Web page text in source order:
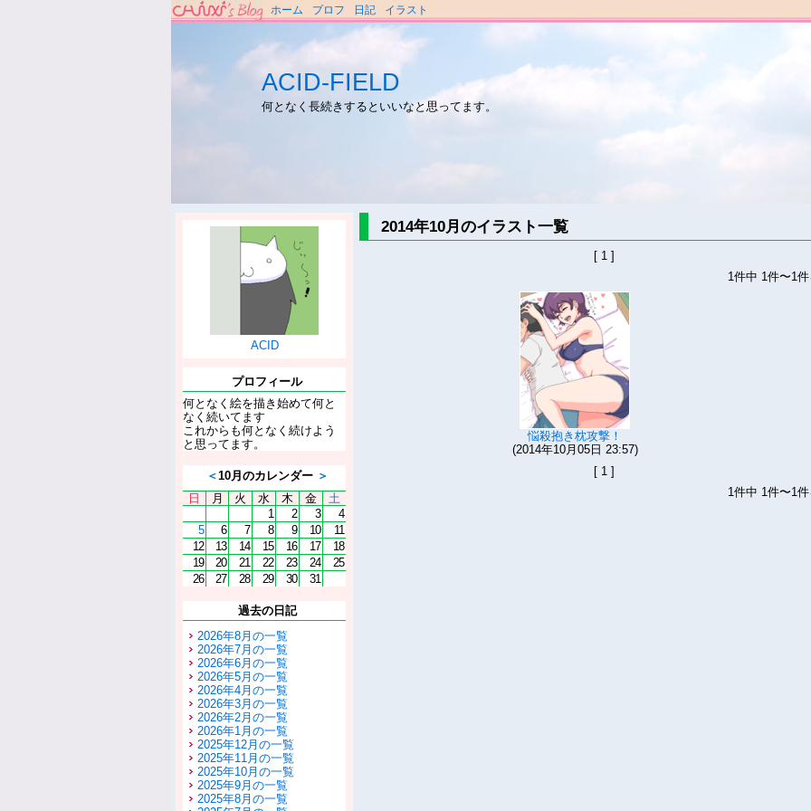
ホーム プロフ 日記 イラスト
ACID-FIELD
何となく長続きするといいなと思ってます。
ACID
プロフィール
何となく絵を描き始めて何と
なく続いてます
これからも何となく続けよう
と思ってます。
＜10月のカレンダー ＞
日
月 火 水 木 金
土
1
2 3
4
5
6 7 8 9 10
11
12
13 14 15 16 17
18
19
20 21 22 23 24
25
26
27 28 29 30 31
過去の日記
2026年8月の一覧
2026年7月の一覧
2026年6月の一覧
2026年5月の一覧
2026年4月の一覧
2026年3月の一覧
2026年2月の一覧
2026年1月の一覧
2025年12月の一覧
2025年11月の一覧
2025年10月の一覧
2025年9月の一覧
2025年8月の一覧
2014年10月のイラスト一覧
[ 1 ]
1件中 1件〜1
悩殺抱き枕攻撃！
(2014年10月05日 23:57)
[ 1 ]
1件中 1件〜1